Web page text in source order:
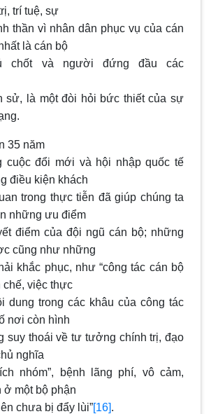
trí tuệ, sự
thần vì nhân dân phục vụ của cán
là cán bộ
chốt và người đứng đầu các
sử, là một đòi hỏi bức thiết của sự
35 năm
cuộc đổi mới và hội nhập quốc tế
điều kiện khách
trong thực tiễn đã giúp chúng ta
những ưu điểm
điểm của đội ngũ cán bộ; những
cũng như những
khắc phục, như “công tác cán bộ
chế, việc thực
dung trong các khâu của công tác
nơi còn hình
suy thoái về tư tưởng chính trị, đạo
nghĩa
nhóm”, bệnh lãng phí, vô cảm,
ở một bộ phận
chưa bị đẩy lùi”[16].